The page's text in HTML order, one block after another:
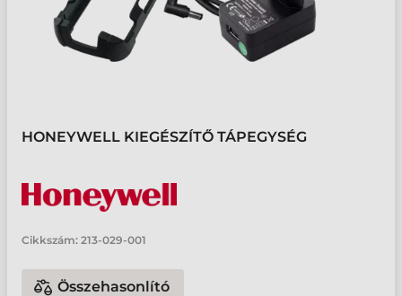
HONEYWELL KIEGÉSZÍTŐ TÁPEGYSÉG
Cikkszám: 213-029-001
Összehasonlító